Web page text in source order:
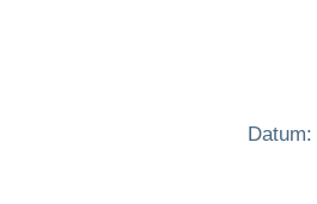
Datum: